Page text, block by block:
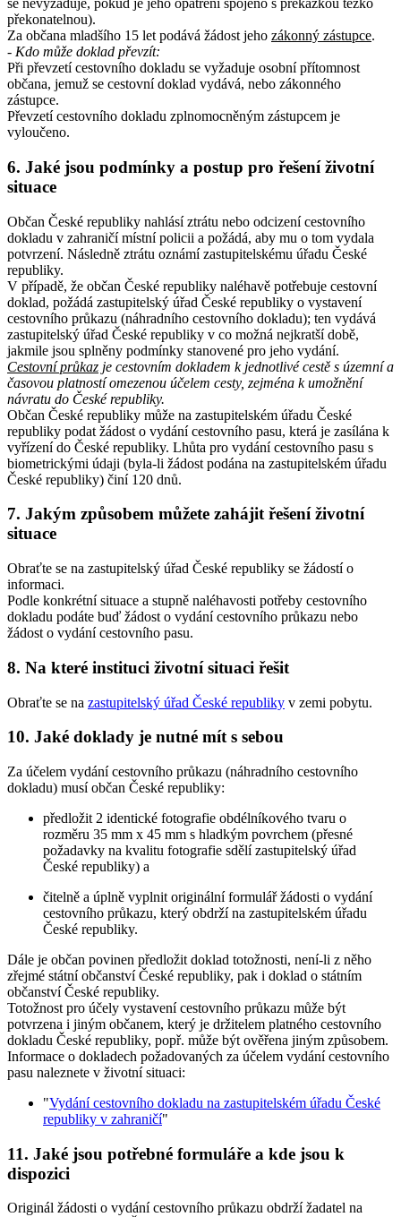
se nevyžaduje, pokud je jeho opatření spojeno s překážkou těžko
překonatelnou).
Za občana mladšího 15 let podává žádost jeho zákonný zástupce.
- Kdo může doklad převzít:
Při převzetí cestovního dokladu se vyžaduje osobní přítomnost
občana, jemuž se cestovní doklad vydává, nebo zákonného
zástupce.
Převzetí cestovního dokladu zplnomocněným zástupcem je
vyloučeno.
6. Jaké jsou podmínky a postup pro řešení životní
situace
Občan České republiky nahlásí ztrátu nebo odcizení cestovního
dokladu v zahraničí místní policii a požádá, aby mu o tom vydala
potvrzení. Následně ztrátu oznámí zastupitelskému úřadu České
republiky.
V případě, že občan České republiky naléhavě potřebuje cestovní
doklad, požádá zastupitelský úřad České republiky o vystavení
cestovního průkazu (náhradního cestovního dokladu); ten vydává
zastupitelský úřad České republiky v co možná nejkratší době,
jakmile jsou splněny podmínky stanovené pro jeho vydání.
Cestovní průkaz je cestovním dokladem k jednotlivé cestě s územní a
časovou platností omezenou účelem cesty, zejména k umožnění
návratu do České republiky.
Občan České republiky může na zastupitelském úřadu České
republiky podat žádost o vydání cestovního pasu, která je zasílána k
vyřízení do České republiky. Lhůta pro vydání cestovního pasu s
biometrickými údaji (byla-li žádost podána na zastupitelském úřadu
České republiky) činí 120 dnů.
7. Jakým způsobem můžete zahájit řešení životní
situace
Obraťte se na zastupitelský úřad České republiky se žádostí o
informaci.
Podle konkrétní situace a stupně naléhavosti potřeby cestovního
dokladu podáte buď žádost o vydání cestovního průkazu nebo
žádost o vydání cestovního pasu.
8. Na které instituci životní situaci řešit
Obraťte se na zastupitelský úřad České republiky v zemi pobytu.
10. Jaké doklady je nutné mít s sebou
Za účelem vydání cestovního průkazu (náhradního cestovního
dokladu) musí občan České republiky:
předložit 2 identické fotografie obdélníkového tvaru o
rozměru 35 mm x 45 mm s hladkým povrchem (přesné
požadavky na kvalitu fotografie sdělí zastupitelský úřad
České republiky) a
čitelně a úplně vyplnit originální formulář žádosti o vydání
cestovního průkazu, který obdrží na zastupitelském úřadu
České republiky.
Dále je občan povinen předložit doklad totožnosti, není-li z něho
zřejmé státní občanství České republiky, pak i doklad o státním
občanství České republiky.
Totožnost pro účely vystavení cestovního průkazu může být
potvrzena i jiným občanem, který je držitelem platného cestovního
dokladu České republiky, popř. může být ověřena jiným způsobem.
Informace o dokladech požadovaných za účelem vydání cestovního
pasu naleznete v životní situaci:
"Vydání cestovního dokladu na zastupitelském úřadu České
republiky v zahraničí"
11. Jaké jsou potřebné formuláře a kde jsou k
dispozici
Originál žádosti o vydání cestovního průkazu obdrží žadatel na